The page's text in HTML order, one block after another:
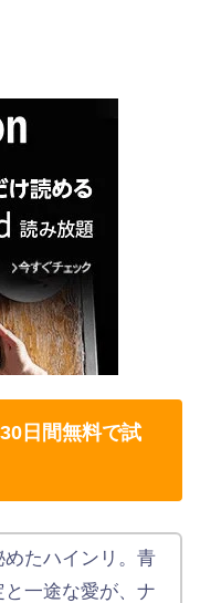
日間無料で試
たハインリ。青
一途な愛が、ナ